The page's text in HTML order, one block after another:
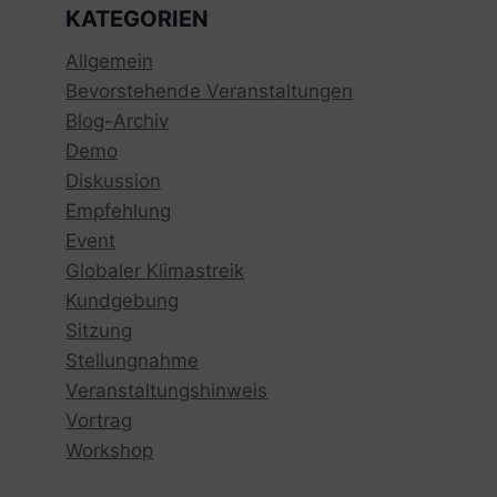
KATEGORIEN
Allgemein
Bevorstehende Veranstaltungen
Blog-Archiv
Demo
Diskussion
Empfehlung
Event
Globaler Klimastreik
Kundgebung
Sitzung
Stellungnahme
Veranstaltungshinweis
Vortrag
Workshop